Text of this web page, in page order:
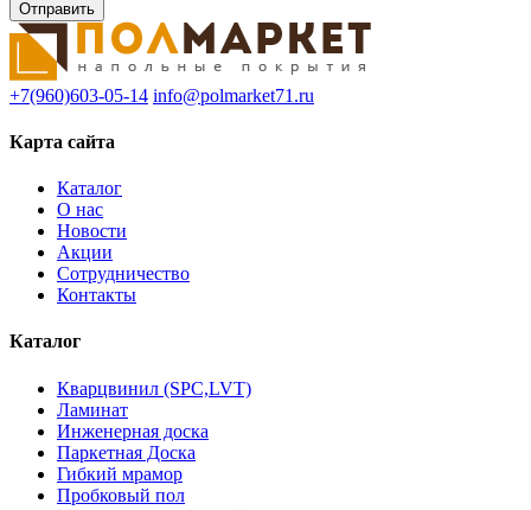
+7(960)603-05-14 info@polmarket71.ru
Карта сайта
Каталог
О нас
Новости
Акции
Сотрудничество
Контакты
Каталог
Кварцвинил (SPC,LVT)
Ламинат
Инженерная доска
Паркетная Доска
Гибкий мрамор
Пробковый пол